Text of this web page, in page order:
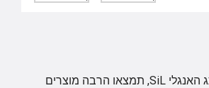
במגוון של המותג האנגלי SiL, תמצאו הרבה מוצרים